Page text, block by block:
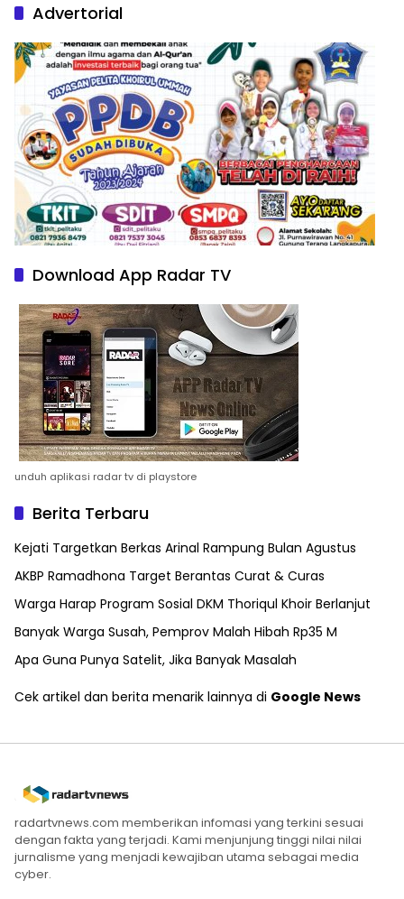
Advertorial
Download App Radar TV
unduh aplikasi radar tv di playstore
Berita Terbaru
Kejati Targetkan Berkas Arinal Rampung Bulan Agustus
AKBP Ramadhona Target Berantas Curat & Curas
Warga Harap Program Sosial DKM Thoriqul Khoir Berlanjut
Banyak Warga Susah, Pemprov Malah Hibah Rp35 M
Apa Guna Punya Satelit, Jika Banyak Masalah
Cek artikel dan berita menarik lainnya di Google News
radartvnews.com memberikan infomasi yang terkini sesuai
dengan fakta yang terjadi. Kami menjunjung tinggi nilai nilai
jurnalisme yang menjadi kewajiban utama sebagai media
cyber.